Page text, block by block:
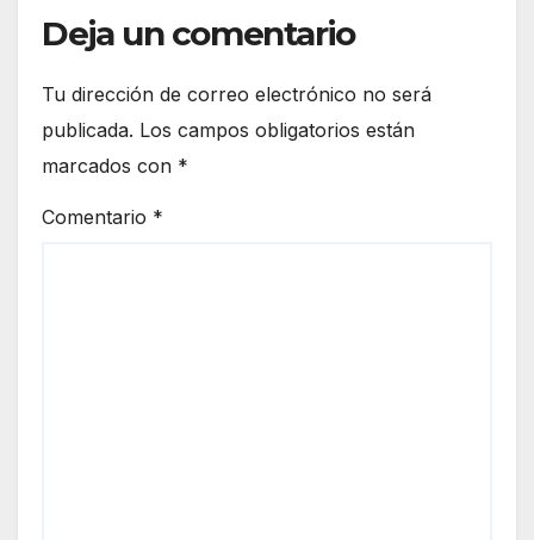
Deja un comentario
Tu dirección de correo electrónico no será
publicada. Los campos obligatorios están
marcados con *
Comentario *